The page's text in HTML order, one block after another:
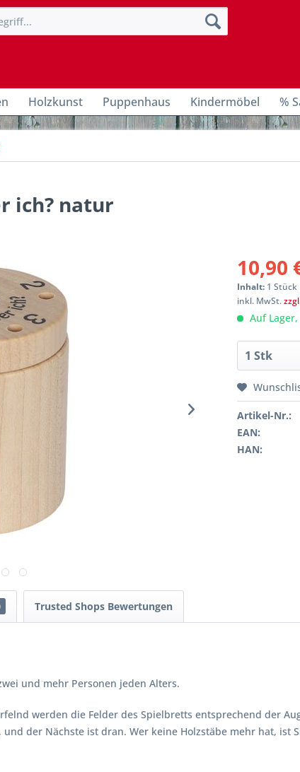
Holzkunst Puppenhaus Kindermöbel %
ich? natur
10,90
Inhalt: 1 Stück
inkl. MwSt.
Auf
Artikel-Nr.:
EAN:
HAN:
Trusted Shops Bewertungen
und mehr Personen jeden Alters.
werden die Felder des Spielbretts entsprechend der
der Nächste ist dran. Wer keine Holzstäbe mehr hat, ist